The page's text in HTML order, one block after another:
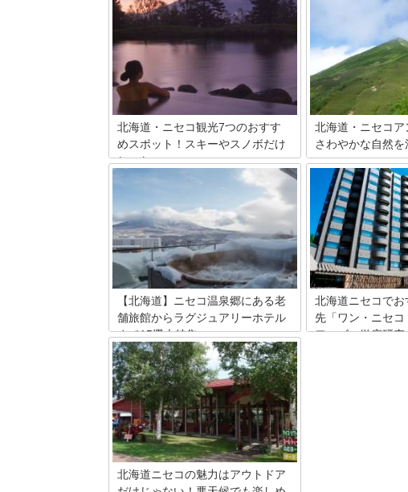
北海道・ニセコ観光7つのおすす
めスポット！スキーやスノボだけ
じゃない♪
「ニセコ」という地名を耳にしたら、ほ
とんどの方はウィンタースポーツを思い
浮かべるでしょう。でも、ニセコにはス
キーやスノボ以外にも楽しめる観光スポ
ットが盛りだくさん。では、いったいど
んな観光スポットがあるのかご紹介しま
しょう。
北海道・ニセコア
さわやかな自然を
ニセコアンヌプリは
心者まで楽しめる山
然を満喫しながら自
キングしたり、家族
ティビティとして楽
登山スタイルのトレ
下山後には温泉で汗
きますよ。日常から
やすい山と言えるで
【北海道】ニセコ温泉郷にある老
舗旅館からラグジュアリーホテル
まで15選大特集
近年、国際的にも観光地として人気のニ
セコ。周辺はニセコ温泉郷としても有名
で、新しいホテルが次々と誕生している
激戦区でもあります。今回はニセコエリ
アにある新しいホテルから老舗の旅館ま
で、厳選した15軒をご紹介しましょう。
北海道ニセコでお
先「ワン・ニセコ
ワーズ」徹底研究
北海道ニセコの魅力はアウトドア